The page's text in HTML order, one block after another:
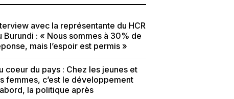
avec la représentante du HCR
Burundi : « Nous sommes à 30% de
mais l’espoir est permis »
coeur du pays : Chez les jeunes et
femmes, c’est le développement
la politique après